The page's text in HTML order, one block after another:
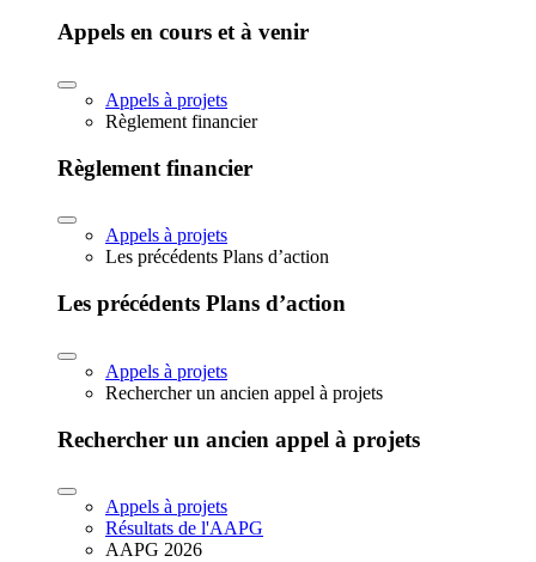
Appels en cours et à venir
Appels à projets
Règlement financier
Règlement financier
Appels à projets
Les précédents Plans d’action
Les précédents Plans d’action
Appels à projets
Rechercher un ancien appel à projets
Rechercher un ancien appel à projets
Appels à projets
Résultats de l'AAPG
AAPG 2026